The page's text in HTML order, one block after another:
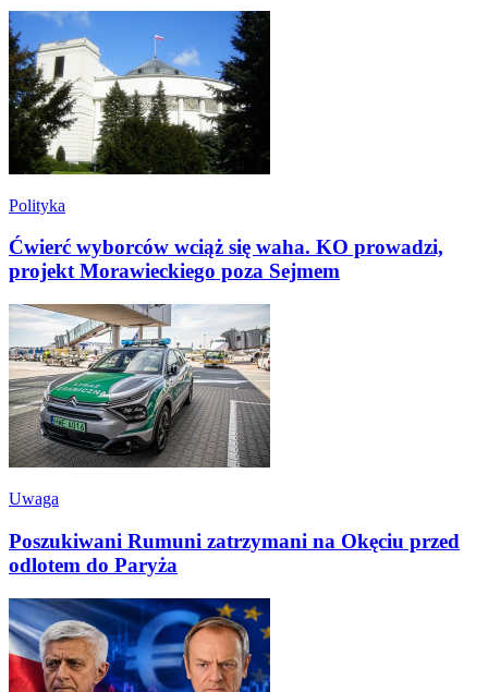
Polityka
Ćwierć wyborców wciąż się waha. KO prowadzi,
projekt Morawieckiego poza Sejmem
Uwaga
Poszukiwani Rumuni zatrzymani na Okęciu przed
odlotem do Paryża